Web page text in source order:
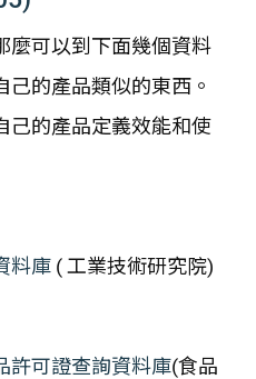
麼可以到下面幾個資料
的產品類似的東西。
己的產品定義效能和使
料庫 ( 工業技術研究院)
許可證查詢資料庫(食品